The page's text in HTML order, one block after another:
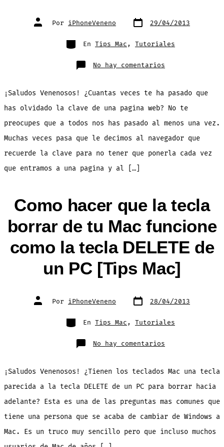
Autor
de Por iPhoneVeneno Fecha
de 29/04/2013
Categorías
En Tips Mac , Tutoriales
No hay comentarios
TUTORIAL:
claves
hayas
olvidado
cualquier
web
en
OS
X
¡Saludos Venenosos! ¿Cuantas veces te ha pasado que
has olvidado la clave de una pagina web? No te
preocupes que a todos nos has pasado al menos una vez.
Muchas veces pasa que le decimos al navegador que
recuerde la clave para no tener que ponerla cada vez
que entramos a una pagina y al […]
Como hacer que la tecla
borrar de tu Mac funcione
como la tecla DELETE de
un PC [Tips Mac]
Autor
de Por iPhoneVeneno Fecha
de 28/04/2013
Categorías
En Tips Mac , Tutoriales
No hay comentarios
Como
la
tecla
de
tu
funcione
la
tecla
DELETE
de
¡Saludos Venenosos! ¿Tienen los teclados Mac una tecla
parecida a la tecla DELETE de un PC para borrar hacia
adelante? Esta es una de las preguntas mas comunes que
tiene una persona que se acaba de cambiar de Windows a
Mac. Es un truco muy sencillo pero que incluso muchos